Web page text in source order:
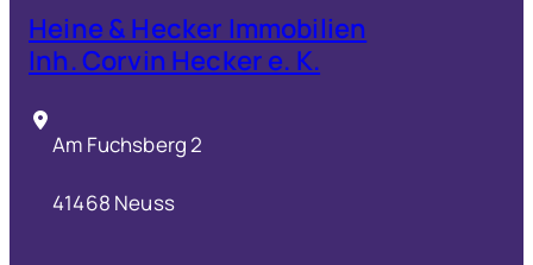
Heine & Hecker Immobilien
Inh. Corvin Hecker e. K.
Am Fuchsberg 2
41468 Neuss